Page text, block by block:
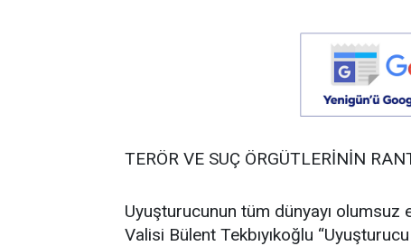
TERÖR VE SUÇ ÖRGÜTLERİNİN
Uyuşturucunun tüm dünyayı olumsuz
Valisi Bülent Tekbıyıkoğlu